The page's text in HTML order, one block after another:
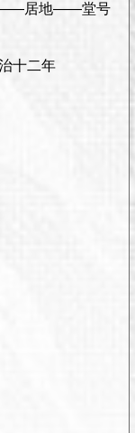
居地——堂号
十二年